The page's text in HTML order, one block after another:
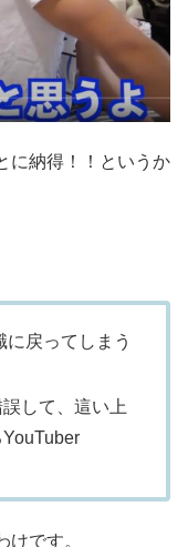
に納得！！というか
に戻ってしまう
して、這い上
です。